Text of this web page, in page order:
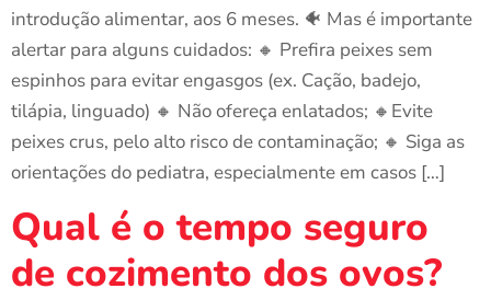
introdução alimentar, aos 6 meses. 🐠 Mas é importante
alertar para alguns cuidados: 🔸 Prefira peixes sem
espinhos para evitar engasgos (ex. Cação, badejo,
tilápia, linguado) 🔸 Não ofereça enlatados; 🔸Evite
peixes crus, pelo alto risco de contaminação; 🔸 Siga as
orientações do pediatra, especialmente em casos […]
Qual é o tempo seguro
de cozimento dos ovos?